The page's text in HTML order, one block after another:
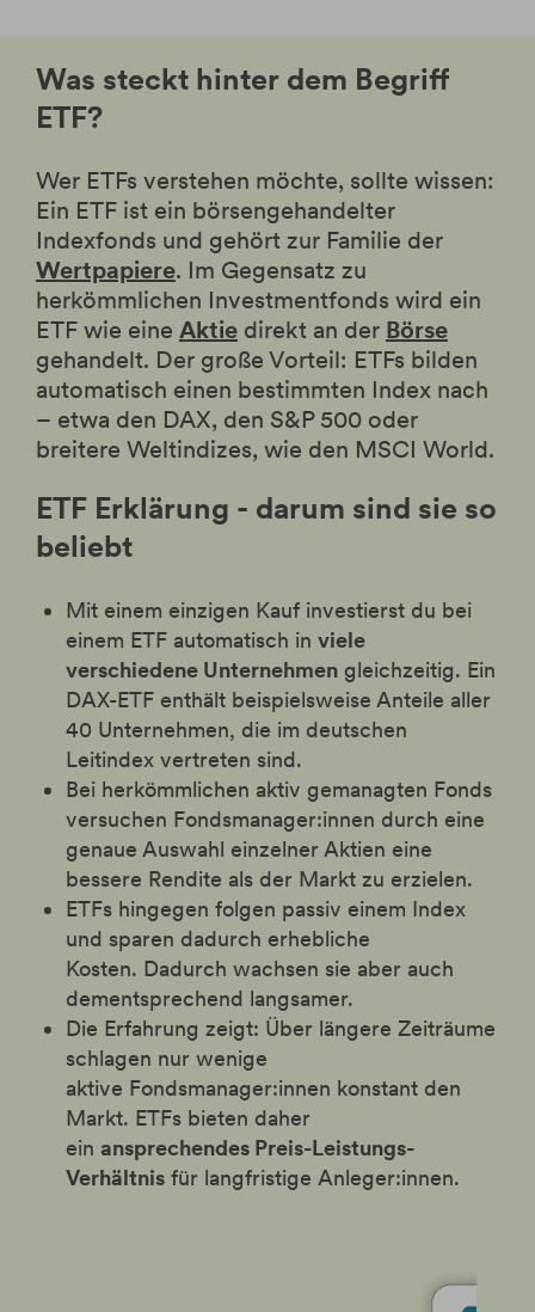
Was steckt hinter dem Begriff
ETF?
Wer ETFs verstehen möchte, sollte wissen:
Ein ETF ist ein börsengehandelter
Indexfonds und gehört zur Familie der
Wertpapiere. Im Gegensatz zu
herkömmlichen Investmentfonds wird ein
ETF wie eine Aktie direkt an der Börse
gehandelt. Der große Vorteil: ETFs bilden
automatisch einen bestimmten Index nach
– etwa den DAX, den S&P 500 oder
breitere Weltindizes, wie den MSCI World.
ETF Erklärung - darum sind sie so
beliebt
Mit einem einzigen Kauf investierst du bei
einem ETF automatisch in viele
verschiedene Unternehmen gleichzeitig. Ein
DAX-ETF enthält beispielsweise Anteile aller
40 Unternehmen, die im deutschen
Leitindex vertreten sind.
Bei herkömmlichen aktiv gemanagten Fonds
versuchen Fondsmanager:innen durch eine
genaue Auswahl einzelner Aktien eine
bessere Rendite als der Markt zu erzielen.
ETFs hingegen folgen passiv einem Index
und sparen dadurch erhebliche
Kosten. Dadurch wachsen sie aber auch
dementsprechend langsamer.
Die Erfahrung zeigt: Über längere Zeiträume
schlagen nur wenige
aktive Fondsmanager:innen konstant den
Markt. ETFs bieten daher
ein ansprechendes Preis-Leistungs-
Verhältnis für langfristige Anleger:innen.